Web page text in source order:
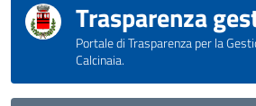
Trasparenza
Portale di Trasparenza per la
Calcinaia.